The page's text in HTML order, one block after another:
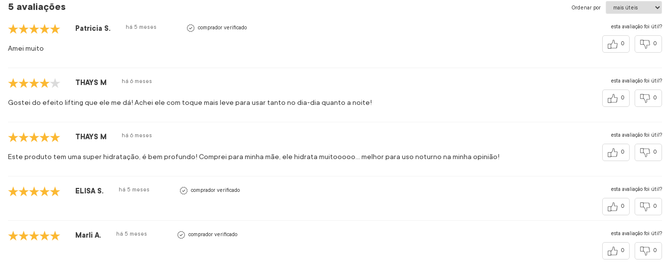
5 avaliações Ordenar por
Patricia S. há 5 meses comprador verificado
Amei muito
esta avaliação foi útil?
0 0
THAYS M há 6 meses
Gostei do efeito lifting que ele me dá! Achei ele com toque mais leve para usar tanto no dia-dia quanto a noite!
esta avaliação foi útil?
0 0
THAYS M há 6 meses
Este produto tem uma super hidratação, é bem profundo! Comprei para minha mãe, ele hidrata muitooooo... melhor para uso noturno na minha opinião!
esta avaliação foi útil?
0 0
ELISA S. há 5 meses comprador verificado esta avaliação foi útil?
0 0
Marli A. há 5 meses comprador verificado esta avaliação foi útil?
0 0